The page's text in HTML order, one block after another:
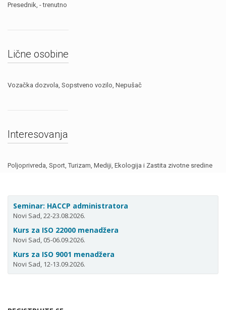
Presednik, - trenutno
Lične osobine
Vozačka dozvola, Sopstveno vozilo, Nepušač
Interesovanja
Poljoprivreda, Sport, Turizam, Mediji, Ekologija i Zastita zivotne sredine
Seminar: HACCP administratora
Novi Sad, 22-23.08.2026.
Kurs za ISO 22000 menadžera
Novi Sad, 05-06.09.2026.
Kurs za ISO 9001 menadžera
Novi Sad, 12-13.09.2026.